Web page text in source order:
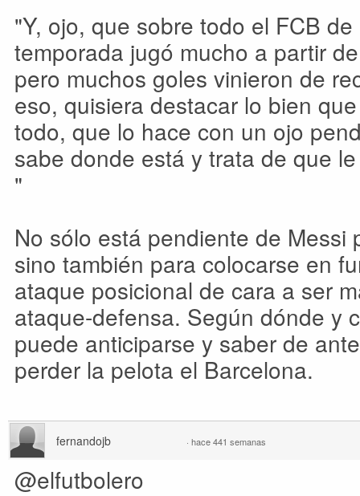
"Y, ojo, que sobre todo el FCB
temporada jugó mucho a partir
pero muchos goles vinieron de
eso, quisiera destacar lo bien
todo, que lo hace con un ojo
sabe donde está y trata de que
"
No sólo está pendiente de Messi
sino también para colocarse en
ataque posicional de cara a ser
ataque-defensa. Según dónde y
puede anticiparse y saber de
perder la pelota el Barcelona.
fernandojb · hace 441 semanas
@elfutbolero